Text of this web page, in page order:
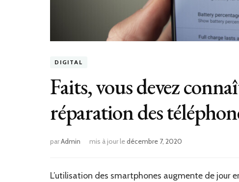
DIGITAL
Faits, vous devez
réparation des
parAdmin mis à jour ledécembre 7, 2020
L’utilisation des smartphones augmente de jour